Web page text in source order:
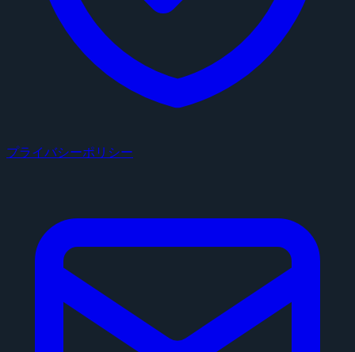
プライバシーポリシー